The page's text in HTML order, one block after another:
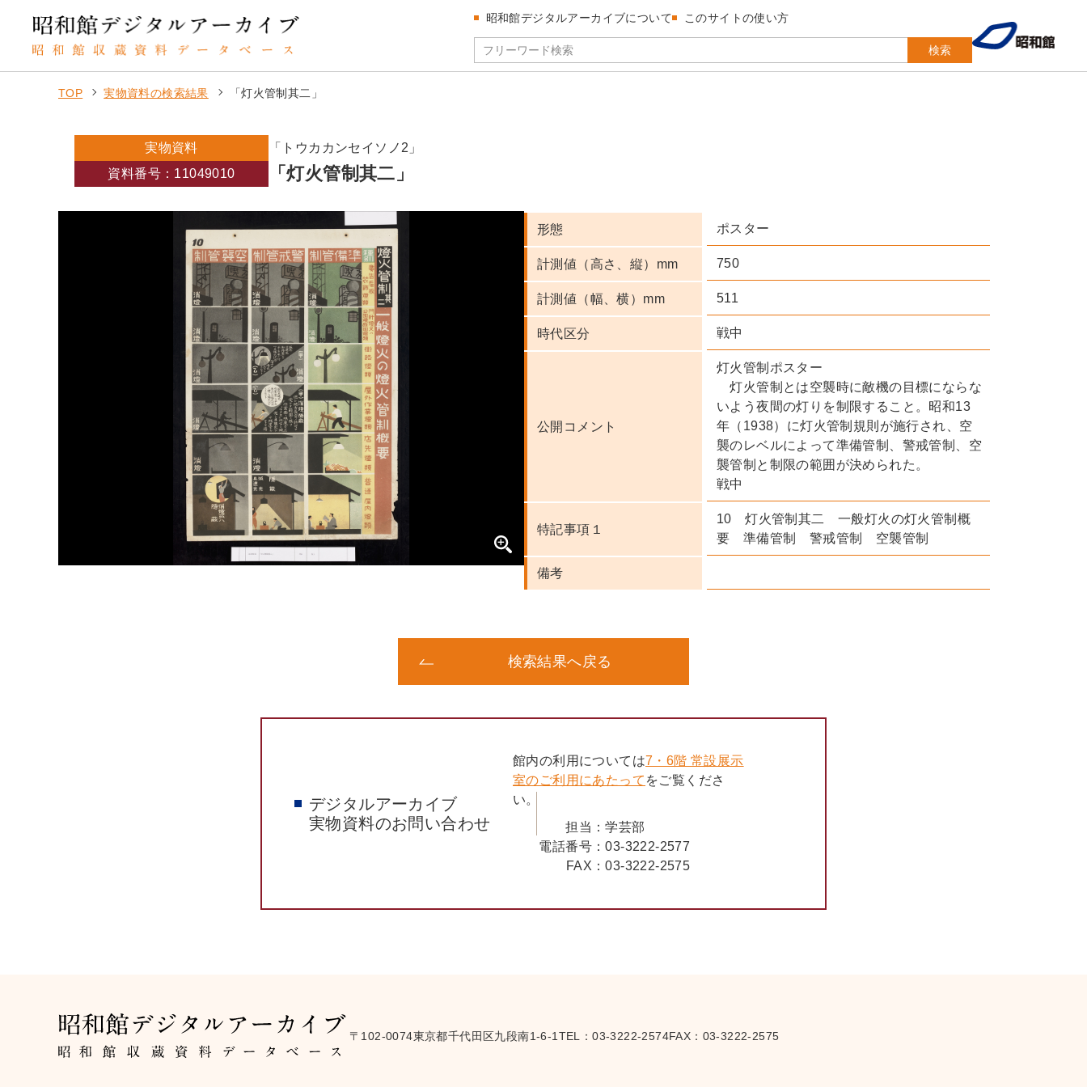
検索
昭和館デジタルアーカイブについて このサイトの使い方
TOP 実物資料の検索結果 「灯火管制其二」
実物資料
「トウカカンセイソノ2」
資料番号：11049010
「灯火管制其二」
形態 ポスター
計測値（高さ、縦）mm 750
計測値（幅、横）mm 511
時代区分 戦中
公開コメント
灯火管制ポスター
灯火管制とは空襲時に敵機の目標にならな
いよう夜間の灯りを制限すること。昭和13
年（1938）に灯火管制規則が施行され、空
襲のレベルによって準備管制、警戒管制、空
襲管制と制限の範囲が決められた。
戦中
特記事項１
10 灯火管制其二 一般灯火の灯火管制概
要 準備管制 警戒管制 空襲管制
備考
検索結果へ戻る
デジタルアーカイブ
実物資料のお問い合わせ
館内の利用については7・6階 常設展示
室のご利用にあたって をご覧くださ
い。
担当：学芸部
電話番号：03-3222-2577
FAX：03-3222-2575
〒102-0074東京都千代田区九段南1-6-1 TEL：03-3222-2574FAX：03-3222-2575